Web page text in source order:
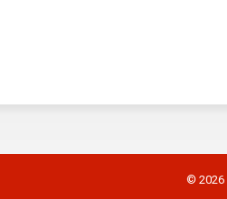
© 2026